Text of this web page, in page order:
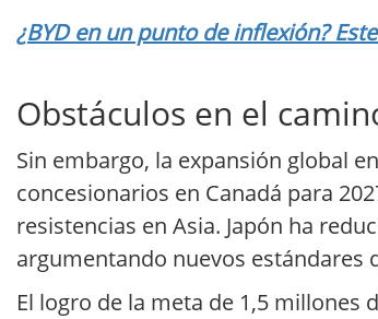
¿BYD en un punto de inflexión?
Obstáculos en el
Sin embargo, la expansión global
concesionarios en Canadá para
resistencias en Asia. Japón ha
argumentando nuevos estándares
El logro de la meta de 1,5 millones